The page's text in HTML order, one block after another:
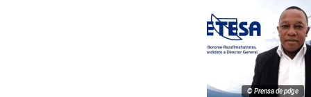
© Prensa de pdge